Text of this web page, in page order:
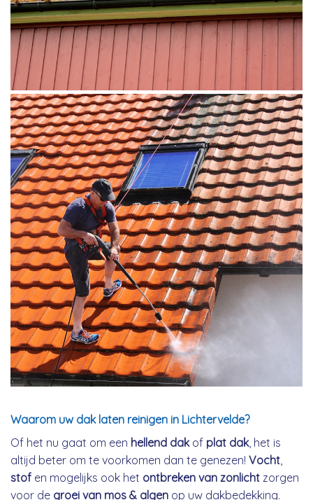
Waarom uw dak laten reinigen in Lichtervelde?
Of het nu gaat om een hellend dakof plat dak, het is
altijd beter om te voorkomen dan te genezen! Vocht
stof en mogelijks ook het ontbreken van zonlicht zorgen
voor de groei van mos & algen op uw dakbedekking.